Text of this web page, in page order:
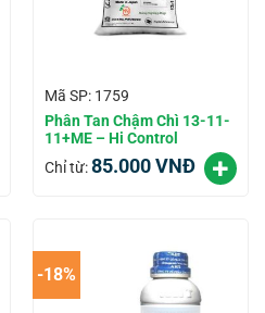
Mã SP: 1759
Phân Tan Chậm Chì 13-11-
11+ME – Hi Control
Chỉ từ:85.000VNĐ
-18%